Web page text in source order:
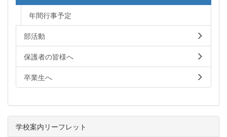
年間行事予定
部活動
保護者の皆様へ
卒業生へ
学校案内リーフレット